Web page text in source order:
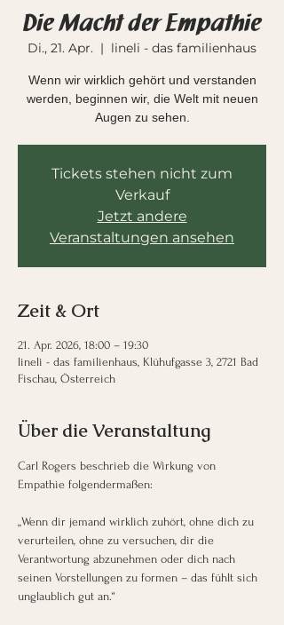
Die Macht der Empathie
Di., 21. Apr.
  |
lineli - das familienhaus
Wenn wir wirklich gehört und verstanden
werden, beginnen wir, die Welt mit neuen
Augen zu sehen.
Tickets stehen nicht zum
Verkauf
Jetzt andere
Veranstaltungen ansehen
Zeit & Ort
21. Apr. 2026, 18:00 – 19:30
lineli - das familienhaus, Klühufgasse 3, 2721 Bad
Fischau, Österreich
Über die Veranstaltung
Carl Rogers beschrieb die Wirkung von
Empathie folgendermaßen:
„Wenn dir jemand wirklich zuhört, ohne dich zu
verurteilen, ohne zu versuchen, dir die
Verantwortung abzunehmen oder dich nach
seinen Vorstellungen zu formen – das fühlt sich
unglaublich gut an.“